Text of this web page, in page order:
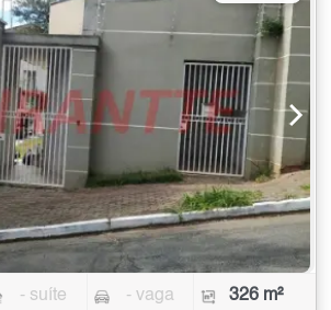
- suíte - vaga 326 m²